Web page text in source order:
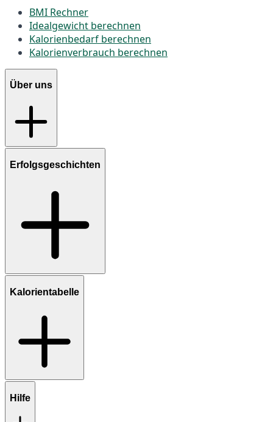
BMI Rechner
Idealgewicht berechnen
Kalorienbedarf berechnen
Kalorienverbrauch berechnen
Über uns
Erfolgsgeschichten
Kalorientabelle
Hilfe